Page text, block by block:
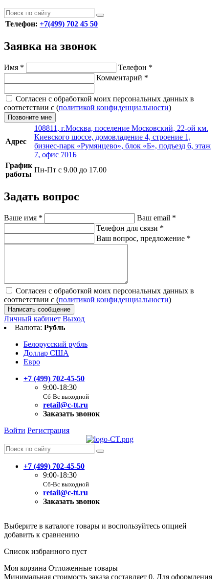
Телефон: +7(499) 702 45 50
Заявка на звонок
Имя * Телефон *
Комментарий *
Согласен с обработкой моих персональных данных в
соответствии с (политикой конфиденциальности)
Позвоните мне
Адрес
108811, г.Москва, поселение Московский, 22-ой км.
Киевского шоссе, домовладение 4, строение 1,
бизнес-парк «Румянцево», блок «Б», подъезд 6, этаж
7, офис 701Б
График
работы
Пн-Пт с 9.00 до 17.00
Задать вопрос
Ваше имя * Ваш email *
Телефон для связи *
Ваш вопрос, предложение *
Согласен с обработкой моих персональных данных в
соответствии с (политикой конфиденциальности)
Написать сообщение
Личный кабинет Выход
Валюта: Рубль
Белорусский рубль
Доллар США
Евро
+7 (499) 702-45-50
9:00-18:30
Сб-Вс выходной
retail@c-tt.ru
Заказать звонок
Войти Регистрация
+7 (499) 702-45-50
9:00-18:30
Сб-Вс выходной
retail@c-tt.ru
Заказать звонок
Выберите в каталоге товары и воспользуйтесь опцией
добавить к сравнению
Список избранного пуст
Моя корзина Отложенные товары
Минимальная стоимость заказа составляет 0. Для оформления